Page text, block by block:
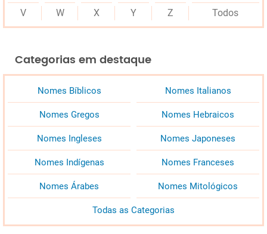
V
W X Y Z Todos
Categorias em destaque
Nomes Bíblicos Nomes Italianos
Nomes Gregos Nomes Hebraicos
Nomes Ingleses Nomes Japoneses
Nomes Indígenas Nomes Franceses
Nomes Árabes Nomes Mitológicos
Todas as Categorias